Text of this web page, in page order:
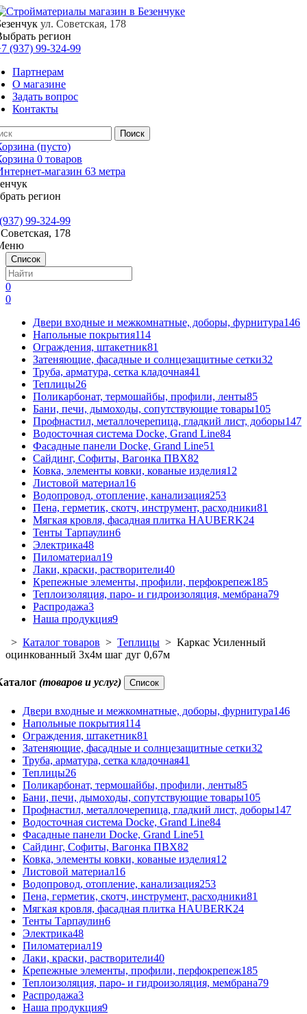
ул. Советская, 178
регион
(937) 99-324-99
Партнерам
О магазине
Задать вопрос
Контакты
(пусто)
0 товаров
регион
99-324-99
178
Список
0
0
Двери входные и межкомнатные, доборы, фурнитура146
Напольные покрытия114
Ограждения, штакетник81
Затеняющие, фасадные и солнцезащитные сетки32
Труба, арматура, сетка кладочная41
Теплицы26
Поликарбонат, термошайбы, профили, ленты85
Бани, печи, дымоходы, сопутствующие товары105
Профнастил, металлочерепица, гладкий лист, доборы147
Водосточная система Docke, Grand Line84
Фасадные панели Docke, Grand Line51
Сайдинг, Софиты, Вагонка ПВХ82
Ковка, элементы ковки, кованые изделия12
Листовой материал16
Водопровод, отопление, канализация253
Пена, герметик, скотч, инструмент, расходники81
Мягкая кровля, фасадная плитка HAUBERK24
Тенты Тарпаулин6
Электрика48
Пиломатериал19
Лаки, краски, растворители40
Крепежные элементы, профили, перфокрепеж185
Теплоизоляция, паро- и гидроизоляция, мембрана79
Распродажа3
Наша продукция9
> Каталог товаров > Теплицы > Каркас Усиленный
оцинкованный 3х4м шаг дуг 0,67м
(товаров и услуг) Список
Двери входные и межкомнатные, доборы, фурнитура146
Напольные покрытия114
Ограждения, штакетник81
Затеняющие, фасадные и солнцезащитные сетки32
Труба, арматура, сетка кладочная41
Теплицы26
Поликарбонат, термошайбы, профили, ленты85
Бани, печи, дымоходы, сопутствующие товары105
Профнастил, металлочерепица, гладкий лист, доборы147
Водосточная система Docke, Grand Line84
Фасадные панели Docke, Grand Line51
Сайдинг, Софиты, Вагонка ПВХ82
Ковка, элементы ковки, кованые изделия12
Листовой материал16
Водопровод, отопление, канализация253
Пена, герметик, скотч, инструмент, расходники81
Мягкая кровля, фасадная плитка HAUBERK24
Тенты Тарпаулин6
Электрика48
Пиломатериал19
Лаки, краски, растворители40
Крепежные элементы, профили, перфокрепеж185
Теплоизоляция, паро- и гидроизоляция, мембрана79
Распродажа3
Наша продукция9